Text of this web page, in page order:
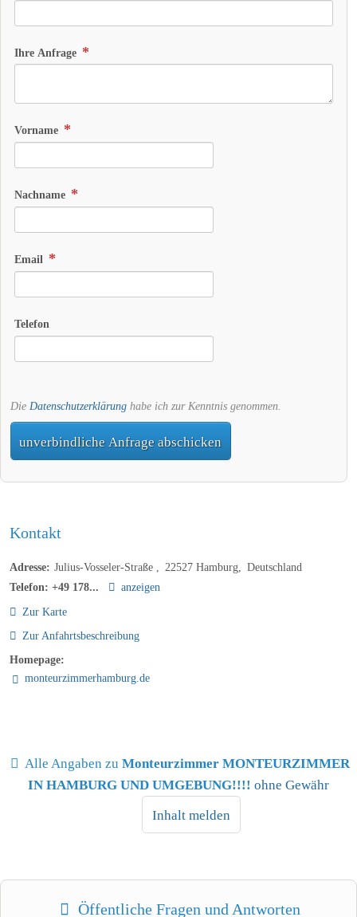
Ihre Anfrage
Vorname
Nachname
Email
Telefon
Die Datenschutzerklärung habe ich zur Kenntnis genommen.
unverbindliche Anfrage abschicken
Kontakt
Adresse: Julius-Vosseler-Straße 22527 Hamburg
Deutschland
Telefon: +49 178...
anzeigen
Zur Karte
Zur Anfahrtsbeschreibung
Homepage:
monteurzimmerhamburg.de
Alle Angaben zu Monteurzimmer MONTEURZIMMER
IN HAMBURG UND UMGEBUNG!!!! ohne Gewähr
Inhalt melden
Öffentliche Fragen und Antworten